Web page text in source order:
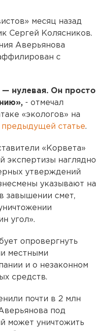
месяц назад
Сергей Колясников.
Аверьянова
с
нулевая. Он просто
- отмечал
«экологов» на
предыдущей статье.
«Корвета»
экспертизы наглядно
утверждений
указывают на
завышении смет,
угол».
опровергнуть
местными
и о незаконном
средств.
почти в 2 млн
под
может уничтожить